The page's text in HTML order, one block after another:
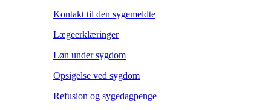
Kontakt til den sygemeldte
Lægeerklæringer
Løn under sygdom
Opsigelse ved sygdom
Refusion og sygedagpenge